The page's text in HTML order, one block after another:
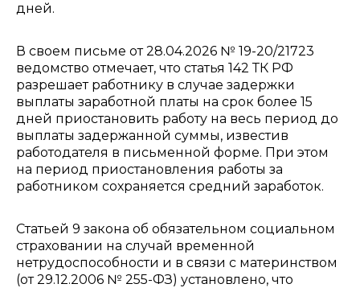
дней.
В своем письме от 28.04.2026 № 19-20/21723
ведомство отмечает, что статья 142 ТК РФ
разрешает работнику в случае задержки
выплаты заработной платы на срок более 15
дней приостановить работу на весь период до
выплаты задержанной суммы, известив
работодателя в письменной форме. При этом
на период приостановления работы за
работником сохраняется средний заработок.
Статьей 9 закона об обязательном социальном
страховании на случай временной
нетрудоспособности и в связи с материнством
(от 29.12.2006 № 255-ФЗ) установлено, что